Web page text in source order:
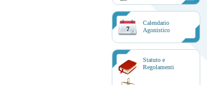
7
Calendario
Agonistico
Statuto e
Regolamenti